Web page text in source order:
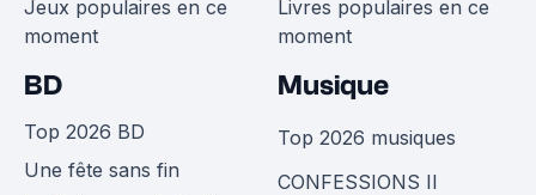
Jeux populaires en ce
moment
Livres populaires en ce
moment
BD
Top 2026 BD
Une fête sans fin
Musique
Top 2026 musiques
CONFESSIONS II